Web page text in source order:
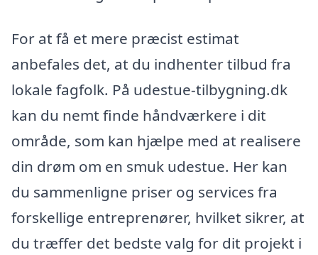
For at få et mere præcist estimat
anbefales det, at du indhenter tilbud fra
lokale fagfolk. På udestue-tilbygning.dk
kan du nemt finde håndværkere i dit
område, som kan hjælpe med at realisere
din drøm om en smuk udestue. Her kan
du sammenligne priser og services fra
forskellige entreprenører, hvilket sikrer, at
du træffer det bedste valg for dit projekt i